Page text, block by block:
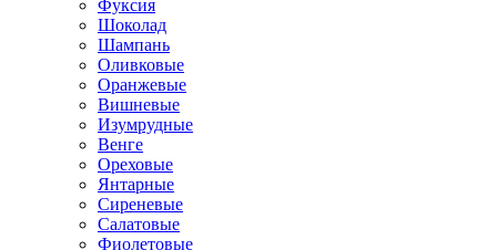
Фуксия
Шоколад
Шампань
Оливковые
Оранжевые
Вишневые
Изумрудные
Венге
Ореховые
Янтарные
Сиреневые
Салатовые
Фиолетовые